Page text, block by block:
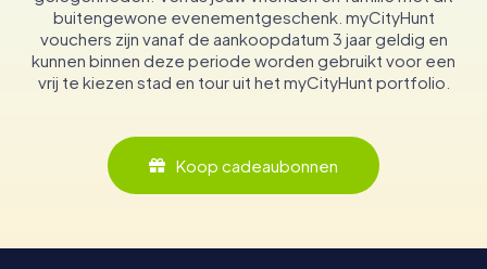
buitengewone evenementgeschenk. myCityHunt
vouchers zijn vanaf de aankoopdatum 3 jaar geldig en
kunnen binnen deze periode worden gebruikt voor een
vrij te kiezen stad en tour uit het myCityHunt portfolio.
Koop cadeaubonnen